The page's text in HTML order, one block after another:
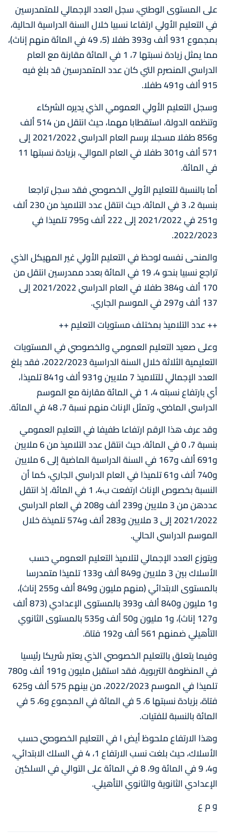
على المستوى الوطني، سجل العدد الإجمالي للمتمدرسين
في التعليم الأولي ارتفاعا نسبيا خلال السنة الدراسية الحالية،
بمجموع 931 ألف و393 طفلا (5، 49 في المائة منهم إناث)،
مما يمثل زيادة نسبتها 7، 1 في المائة مقارنة مع العام
الدراسي المنصرم التي كان عدد المتمدرسين قد بلغ فيه
915 ألف و491 طفلا.
وسجل التعليم الأولي العمومي الذي يديره الشركاء
وتنظمه الدولة، استقطابا مهما، حيث انتقل من 514 ألف
و856 طفلا مسجلا برسم العام الدراسي 2021/2022 إلى
571 ألف و301 طفلا في العام الموالي، بزيادة نسبتها 11
في المائة.
أما بالنسبة للتعليم الأولي الخصوصي فقد سجل تراجعا
بنسبة 2، 3 في المائة، حيث انتقل عدد التلاميذ من 230 ألف
و251 في 2021/2022 إلى 222 ألف و795 تلميذا في
2022/2023.
والمنحى نفسه لوحظ في التعليم الأولي غير المهيكل الذي
تراجع نسبيا بنحو 4، 19 في المائة بعدد ممدرسين انتقل من
170 ألف و384 طفلا في العام الدراسي 2021/2022 إلى
137 ألف و297 في الموسم الجاري.
++ عدد التلاميذ بمختلف مستويات التعليم ++
وعلى صعيد التعليم العمومي والخصوصي في المستويات
التعليمية الثلاثة خلال السنة الدراسية 2022/2023، فقد بلغ
العدد الإجمالي للتلاميذ 7 ملايين و931 ألف و841 تلميذا،
أي بارتفاع نسبته 4، 1 في المائة مقارنة مع الموسم
الدراسي الماضي، وتمثل الإناث منهم نسبة 7، 48 في المائة.
وقد عرف هذا الرقم ارتفاعا طفيفا في التعليم العمومي
بنسبة 7، 0 في المائة، حيث انتقل عدد التلاميذ من 6 ملايين
و691 ألف و167 في السنة الدراسية الماضية إلى 6 ملايين
و740 ألف و61 تلميذا في العام الدراسي الجاري، كما أن
النسبة بخصوص الإناث ارتفعت ب4، 1 في المائة، إذ انتقل
عددهن من 3 ملايين و239 ألف و208 في العام الدراسي
2021/2022 إلى 3 ملايين و283 ألف و574 تلميذة خلال
الموسم الدراسي الحالي.
ويتوزع العدد الإجمالي لتلاميذ التعليم العمومي حسب
الأسلاك بين 3 ملايين و849 ألف و133 تلميذا متمدرسا
بالمستوى الابتدائي (منهم مليون و849 ألف و255 إناث)،
و1 مليون و840 ألف و393 بالمستوى الإعدادي (873 ألف
و127 إناث)، و1 مليون و50 ألف و535 بالمستوى الثانوي
التأهيلي ضمنهم 561 ألف و192 فتاة.
وفيما يتعلق بالتعليم الخصوصي الذي يعتبر شريكا رئيسيا
في المنظومة التربوية، فقد استقبل مليون و191 ألف و780
تلميذا في الموسم 2022/2023، من بينهم 575 ألف و625
فتاة، بزيادة نسبتها 6، 5 في المائة في المجموع و6، 5 في
المائة بالنسبة للفتيات.
وهذا الارتفاع ملحوظ أيض ا في التعليم الخصوصي حسب
الأسلاك، حيث بلغت نسب الارتفاع 1، 4 في السلك الابتدائي،
و4، 9 في المائة و9، 8 في المائة على التوالي في السلكين
الإعدادي الثانوية والثانوي التأهيلي.
و م ع